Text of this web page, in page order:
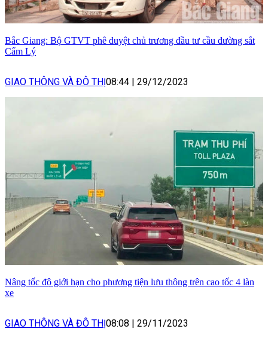
Bắc Giang: Bộ GTVT phê duyệt chủ trương đầu tư cầu đường sắt
Cẩm Lý
GIAO THÔNG VÀ ĐÔ THỊ08:44 | 29/12/2023
Nâng tốc độ giới hạn cho phương tiện lưu thông trên cao tốc 4 làn
xe
GIAO THÔNG VÀ ĐÔ THỊ08:08 | 29/11/2023